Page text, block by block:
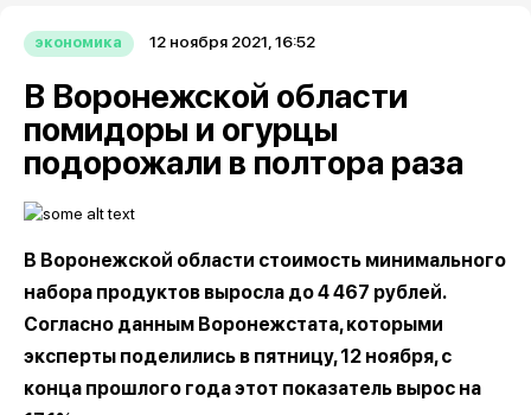
экономика 12 ноября 2021, 16:52
В Воронежской области
помидоры и огурцы
подорожали в полтора раза
В Воронежской области стоимость минимального
набора продуктов выросла до 4 467 рублей.
Согласно данным Воронежстата, которыми
эксперты поделились в пятницу, 12 ноября, с
конца прошлого года этот показатель вырос на